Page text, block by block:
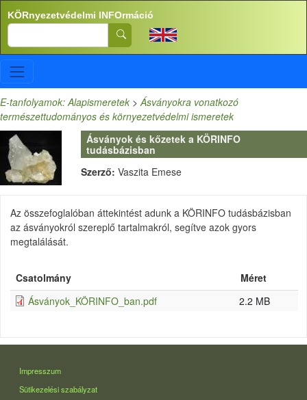
Ugrás a tartalomra
KÖRnyezetvédelmi INFOrmáció
Search
E-tanfolyamok: Alapismeretek >Ásványokra vonatkozó
természettudományos és környezetvédelmi ismeretek
Ásványok és kőzetek a KÖRINFO
tudásbázisban
Szerző: Vaszita Emese
Az összefoglalóban áttekintést adunk a KÖRINFO tudásbázisban
az ásványokról szereplő tartalmakról, segítve azok gyors
megtalálását.
Csatolmány
Méret
Ásványok_KÖRINFO_ban.pdf
2.2 MB
LÁBLÉC
Impresszum
Sütikezelési szabályzat